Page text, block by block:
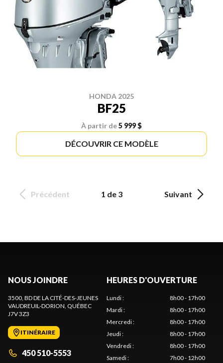
HONDA 2025
BF25
À partir de5 999 $
DÉCOUVRIR CE MODÈLE
Précédent 1 de 3 Suivant
NOUS JOINDRE
3500, BD DE LA CITÉ-DES-JEUNES
VAUDREUIL-DORION, QUÉBEC
J7V 3Z3
ITINÉRAIRE
450 510-5553
HEURES D'OUVERTURE
Lundi:
8h00 - 17h00
Mardi:
8h00 - 17h00
Mercredi:
8h00 - 17h00
Jeudi:
8h00 - 17h00
Vendredi:
8h00 - 17h00
Samedi: 7h00 - 12h00